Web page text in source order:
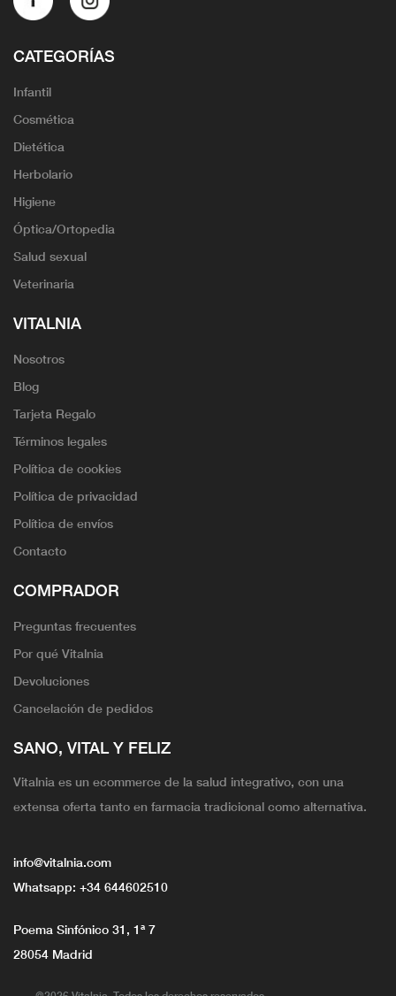
CATEGORÍAS
Infantil
Cosmética
Dietética
Herbolario
Higiene
Óptica/Ortopedia
Salud sexual
Veterinaria
VITALNIA
Nosotros
Blog
Tarjeta Regalo
Términos legales
Política de cookies
Política de privacidad
Política de envíos
Contacto
COMPRADOR
Preguntas frecuentes
Por qué Vitalnia
Devoluciones
Cancelación de pedidos
SANO, VITAL Y FELIZ
Vitalnia es un ecommerce de la salud integrativo, con una
extensa oferta tanto en farmacia tradicional como alternativa.
info@vitalnia.com
Whatsapp: +34 644602510
Poema Sinfónico 31, 1ª 7
28054 Madrid